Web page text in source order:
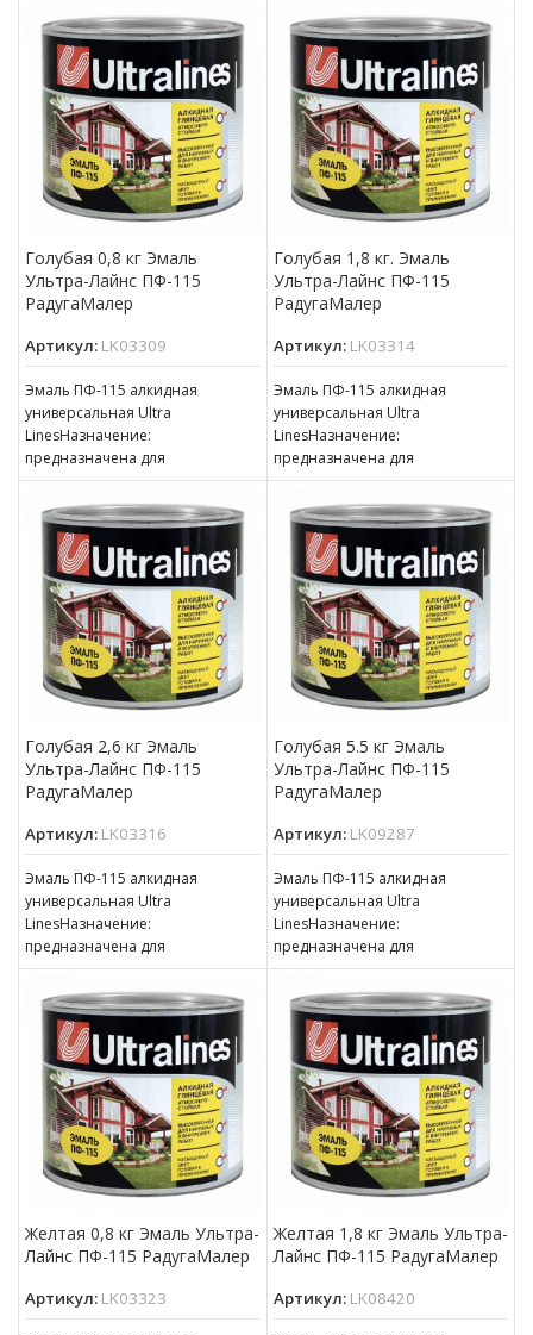
металлических и других
поверхностей, подвергающихся
атмосферным воздействиям,
для окраски внутри
металлических и других
поверхностей, подвергающихся
атмосферным воздействиям,
для окраски внутри
Голубая 0,8 кг Эмаль
Ультра-Лайнс ПФ-115
РадугаМалер
Артикул: LK03309
Эмаль ПФ-115 алкидная
универсальная Ultra
LinesНазначение:
предназначена для
окрашивания деревянных,
металлических и других
поверхностей, подвергающихся
атмосферным воздействиям,
для окраски внутри
Голубая 1,8 кг. Эмаль
Ультра-Лайнс ПФ-115
РадугаМалер
Артикул: LK03314
Эмаль ПФ-115 алкидная
универсальная Ultra
LinesНазначение:
предназначена для
окрашивания деревянных,
металлических и других
поверхностей, подвергающихся
атмосферным воздействиям,
для окраски внутри
Голубая 2,6 кг Эмаль
Ультра-Лайнс ПФ-115
РадугаМалер
Артикул: LK03316
Эмаль ПФ-115 алкидная
универсальная Ultra
LinesНазначение:
предназначена для
окрашивания деревянных,
металлических и других
поверхностей, подвергающихся
атмосферным воздействиям,
для окраски внутри
Голубая 5.5 кг Эмаль
Ультра-Лайнс ПФ-115
РадугаМалер
Артикул: LK09287
Эмаль ПФ-115 алкидная
универсальная Ultra
LinesНазначение:
предназначена для
окрашивания деревянных,
металлических и других
поверхностей, подвергающихся
атмосферным воздействиям,
для окраски внутри
Желтая 0,8 кг Эмаль Ультра-
Лайнс ПФ-115 РадугаМалер
Артикул: LK03323
Желтая 1,8 кг Эмаль Ультра-
Лайнс ПФ-115 РадугаМалер
Артикул: LK08420